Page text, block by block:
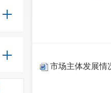
市场主体发展情